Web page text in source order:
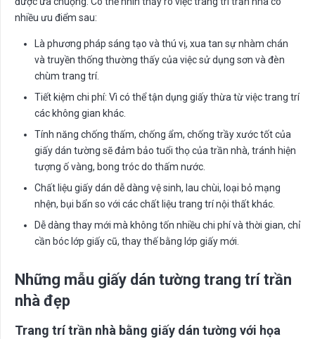
nhiều ưu điểm sau:
Là phương pháp sáng tạo và thú vị, xua tan sự nhàm chán
và truyền thống thường thấy của việc sử dụng sơn và đèn
chùm trang trí.
Tiết kiệm chi phí: Vì có thể tận dụng giấy thừa từ việc trang trí
các không gian khác.
Tính năng chống thấm, chống ẩm, chống trầy xước tốt của
giấy dán tường sẽ đảm bảo tuổi thọ của trần nhà, tránh hiện
tượng ố vàng, bong tróc do thấm nước.
Chất liệu giấy dán dễ dàng vệ sinh, lau chùi, loại bỏ mạng
nhện, bụi bẩn so với các chất liệu trang trí nội thất khác.
Dễ dàng thay mới mà không tốn nhiều chi phí và thời gian, chỉ
cần bóc lớp giấy cũ, thay thế bằng lớp giấy mới.
Những mẫu giấy dán tường trang trí trần
nhà đẹp
Trang trí trần nhà bằng giấy dán tường với họa